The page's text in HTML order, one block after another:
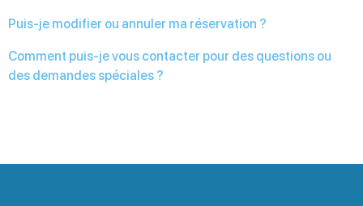
Puis-je modifier ou annuler ma réservation ?
Comment puis-je vous contacter pour des questions ou
des demandes spéciales ?